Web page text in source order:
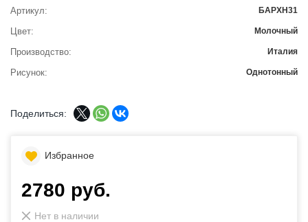
Артикул БАРХН31
Цвет Молочный
Производство Италия
Рисунок Однотонный
Поделиться:
Избранное
2780 руб.
Нет в наличии